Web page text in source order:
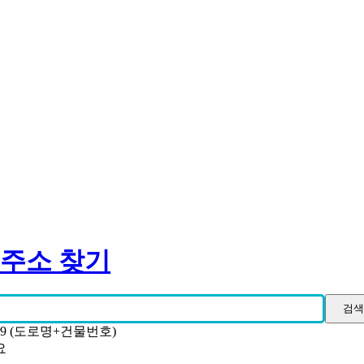
소 찾기
(도로명+건물번호)